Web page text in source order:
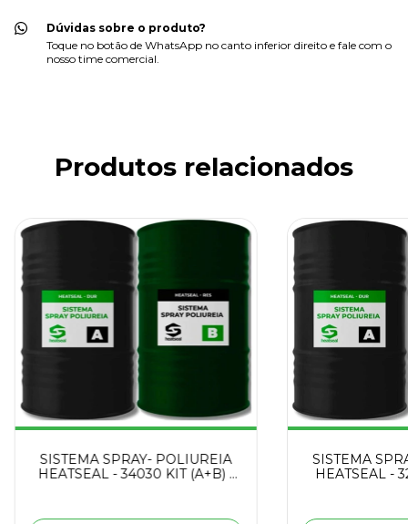
Dúvidas sobre o produto?
Toque no botão de WhatsApp no canto inferior direito e fale com o
nosso time comercial.
Produtos relacionados
SISTEMA SPRAY- POLIUREIA
HEATSEAL - 34030 KIT (A+B) -
SISTEMA
HEATSEAL -